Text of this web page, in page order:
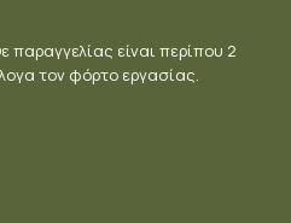
είναι περίπου 2
τον φόρτο εργασίας.